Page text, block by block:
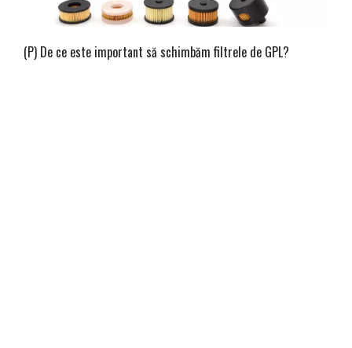
(P) De ce este important să schimbăm filtrele de GPL?